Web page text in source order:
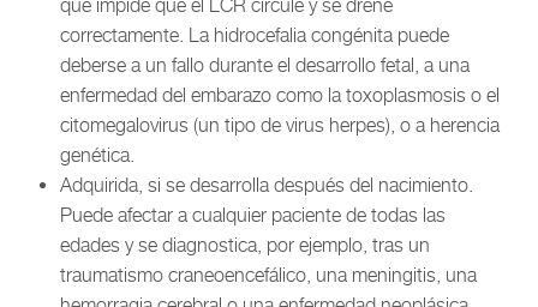
que impide que el LCR circule y se drene
correctamente. La hidrocefalia congénita puede
deberse a un fallo durante el desarrollo fetal, a una
enfermedad del embarazo como la toxoplasmosis o el
citomegalovirus (un tipo de virus herpes), o a herencia
genética.
Adquirida, si se desarrolla después del nacimiento.
Puede afectar a cualquier paciente de todas las
edades y se diagnostica, por ejemplo, tras un
traumatismo craneoencefálico, una meningitis, una